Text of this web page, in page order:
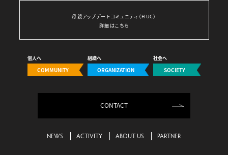
母親アップデートコミュニティ（HUC）
詳細はこちら
COMMUNITY
個人へ
ORGANIZATION
組織へ
SOCIETY
社会へ
CONTACT
NEWS ACTIVITY ABOUT US PARTNER